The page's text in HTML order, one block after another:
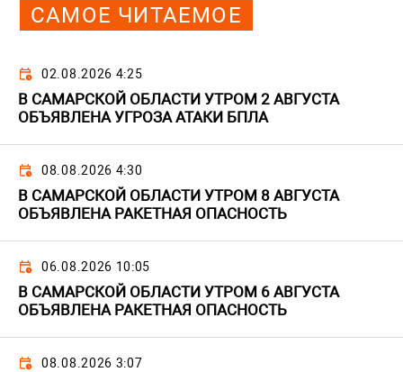
САМОЕ ЧИТАЕМОЕ
02.08.2026 4:25
В САМАРСКОЙ ОБЛАСТИ УТРОМ 2 АВГУСТА
ОБЪЯВЛЕНА УГРОЗА АТАКИ БПЛА
08.08.2026 4:30
В САМАРСКОЙ ОБЛАСТИ УТРОМ 8 АВГУСТА
ОБЪЯВЛЕНА РАКЕТНАЯ ОПАСНОСТЬ
06.08.2026 10:05
В САМАРСКОЙ ОБЛАСТИ УТРОМ 6 АВГУСТА
ОБЪЯВЛЕНА РАКЕТНАЯ ОПАСНОСТЬ
08.08.2026 3:07